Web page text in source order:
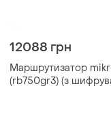
12088 грн
Маршрутизатор
(rb750gr3) (з